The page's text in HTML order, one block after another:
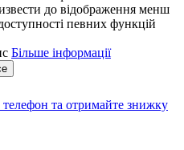
до відображення менш
певних функцій
Більше інформації
телефон та отримайте знижку